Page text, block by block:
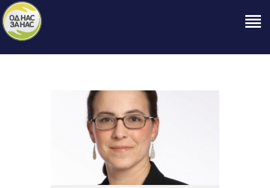
ЗА НАС
НАШЕ ПРАВО
ОБЈАВИ
ПРОЕКТИ
КОНТАКТ